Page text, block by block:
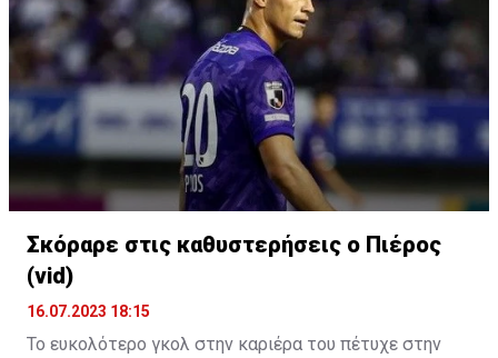
Η δημοσίευση κοινοποιήθηκε από το χρήστη David Beckham
Σκόραρε στις καθυστερήσεις ο Πιέρος
(vid)
16.07.2023 18:15
Το ευκολότερο γκολ στην καριέρα του πέτυχε στην